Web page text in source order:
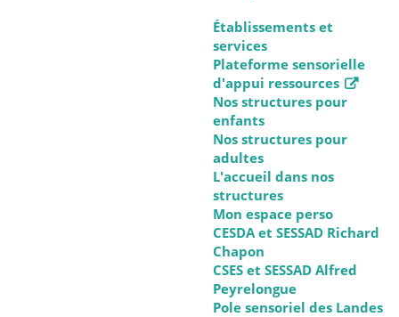
Établissements et
services
Plateforme sensorielle
d'appui ressources
Nos structures pour
enfants
Nos structures pour
adultes
L'accueil dans nos
structures
Mon espace perso
CESDA et SESSAD Richard
Chapon
CSES et SESSAD Alfred
Peyrelongue
Pole sensoriel des Landes